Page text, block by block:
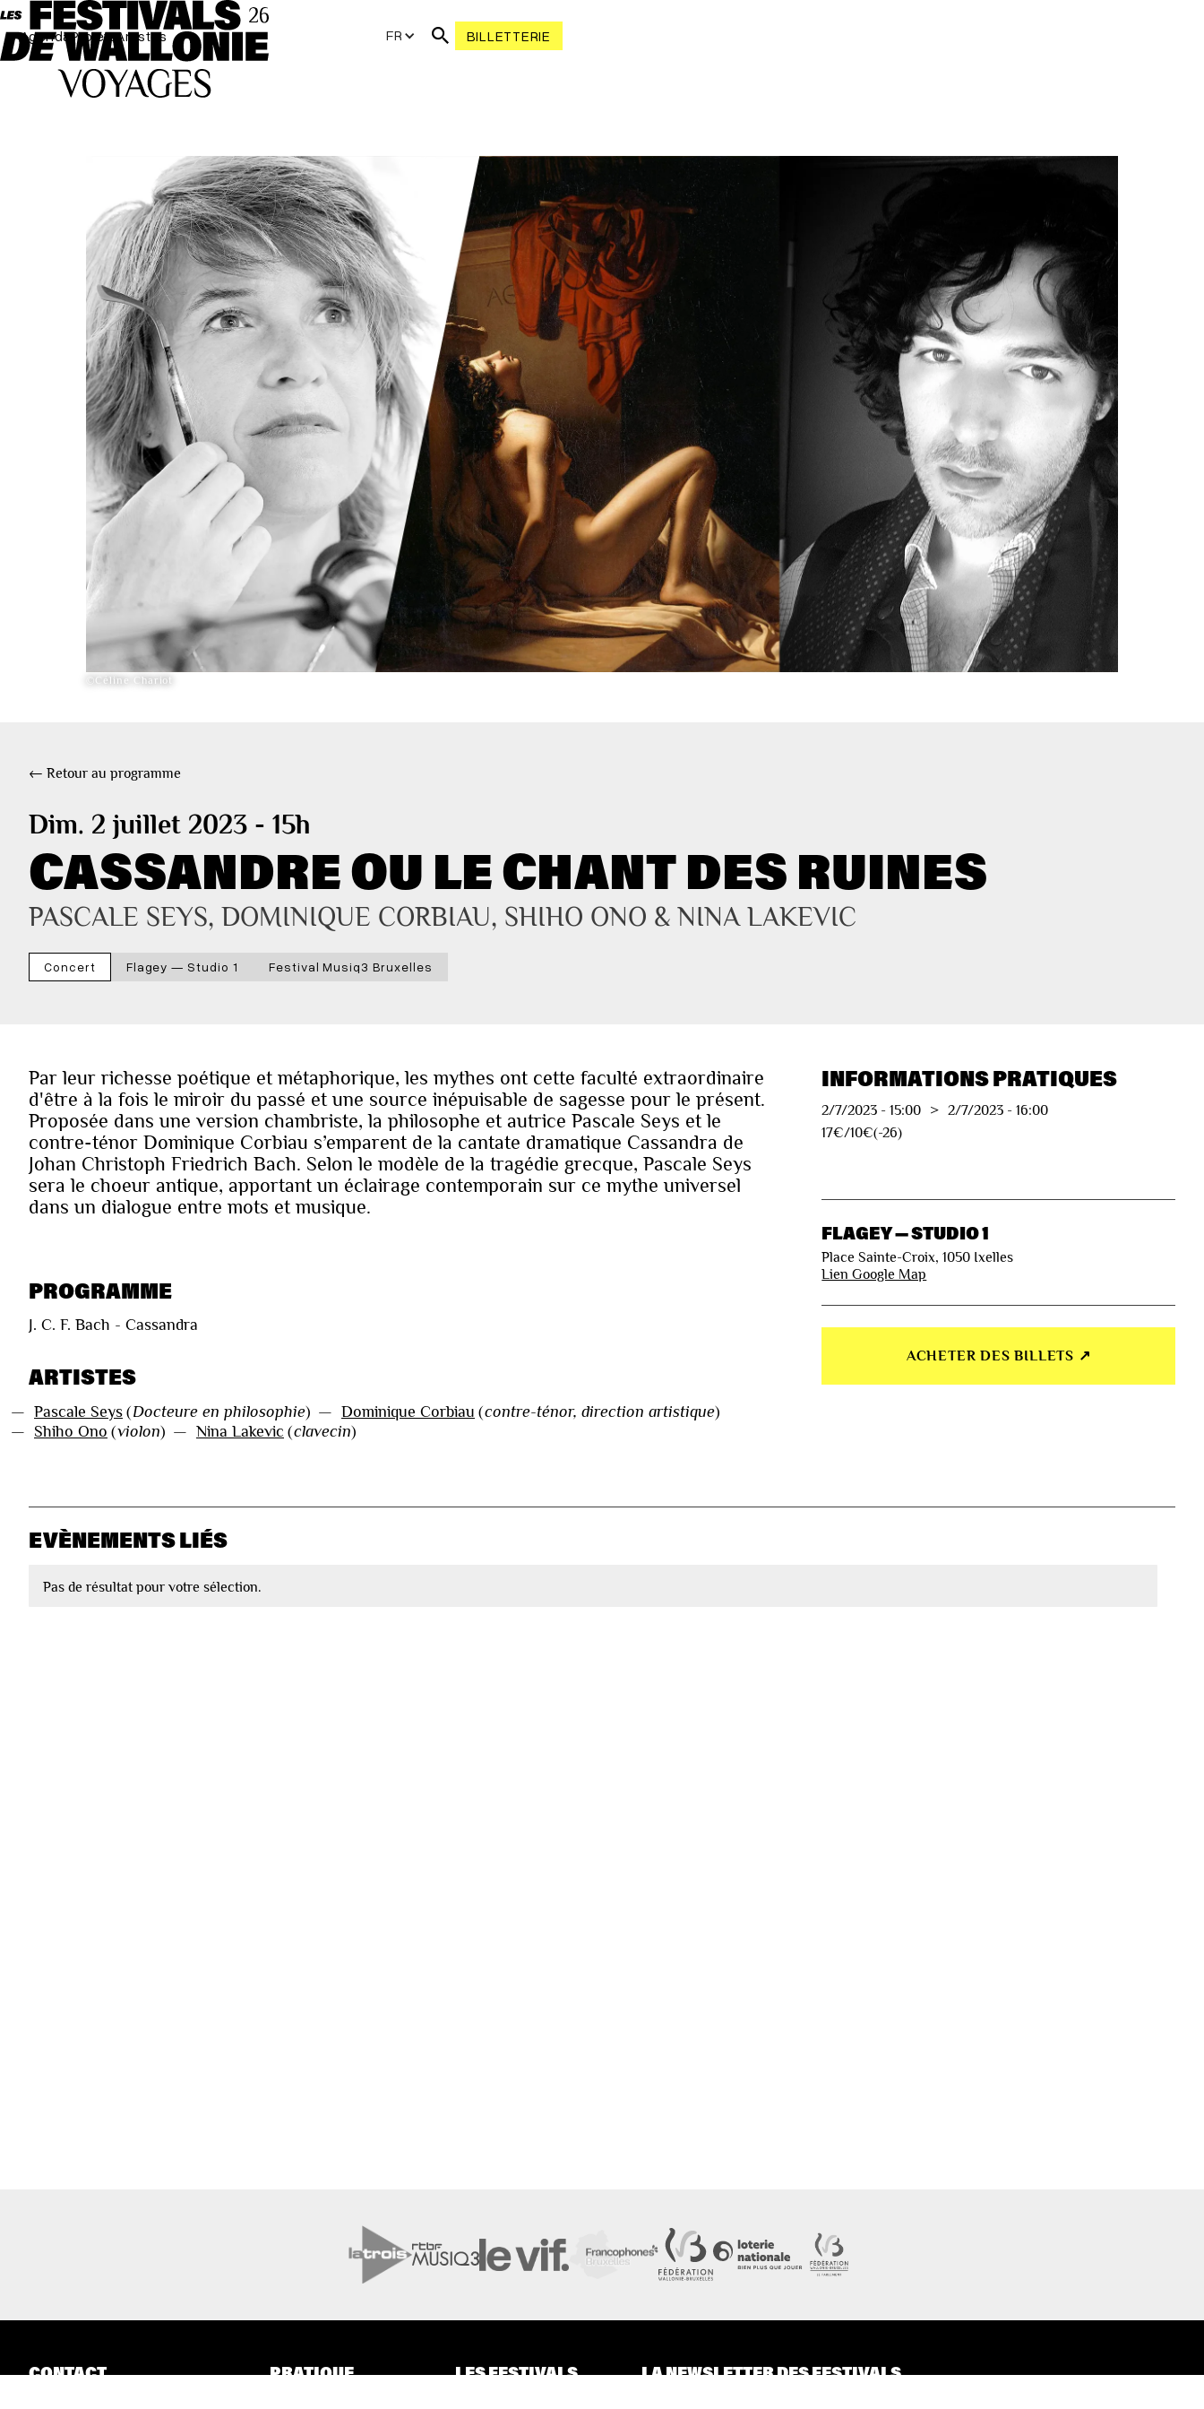
AgendaProjetsArtistes FR BILLETTERIE
©Céline Chariot
← Retour au programme
Dim. 2 juillet 2023 - 15h
CASSANDRE OU LE CHANT DES RUINES
PASCALE SEYS, DOMINIQUE CORBIAU, SHIHO ONO & NINA LAKEVIC
Concert Flagey — Studio 1 Festival Musiq3 Bruxelles
Par leur richesse poétique et métaphorique, les mythes ont cette faculté extraordinaire
d'être à la fois le miroir du passé et une source inépuisable de sagesse pour le présent.
Proposée dans une version chambriste, la philosophe et autrice Pascale Seys et le
contre-ténor Dominique Corbiau s’emparent de la cantate dramatique Cassandra de
Johan Christoph Friedrich Bach. Selon le modèle de la tragédie grecque, Pascale Seys
sera le choeur antique, apportant un éclairage contemporain sur ce mythe universel
dans un dialogue entre mots et musique.
PROGRAMME
J. C. F. Bach - Cassandra
ARTISTES
— Pascale Seys (Docteure en philosophie) — Dominique Corbiau (contre-ténor, direction artistique)
— Shiho Ono (violon) — Nina Lakevic (clavecin)
INFORMATIONS PRATIQUES
2/7/2023 -15:00 > 2/7/2023 -16:00
17€/10€(-26)
FLAGEY — STUDIO 1
Place Sainte-Croix, 1050 Ixelles
Lien Google Map
ACHETER DES BILLETS ↗︎
EVÈNEMENTS LIÉS
Pas de résultat pour votre sélection.
CONTACT PRATIQUE LES FESTIVALS LA NEWSLETTER DES FESTIVALS